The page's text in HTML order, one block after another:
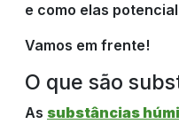
e como elas
Vamos em frente!
O que são
As substâncias